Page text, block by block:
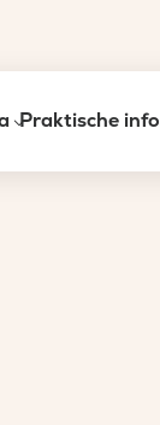
Praktische info